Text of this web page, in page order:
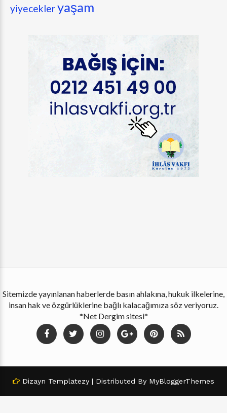
yiyecekleryaşam
Sitemizde yayınlanan haberlerde basın ahlakına, hukuk ilkelerine,
insan hak ve özgürlüklerine bağlı kalacağımıza söz veriyoruz.
*Net Dergim sitesi*
Dizayn Templatezy | Distributed By MyBloggerThemes